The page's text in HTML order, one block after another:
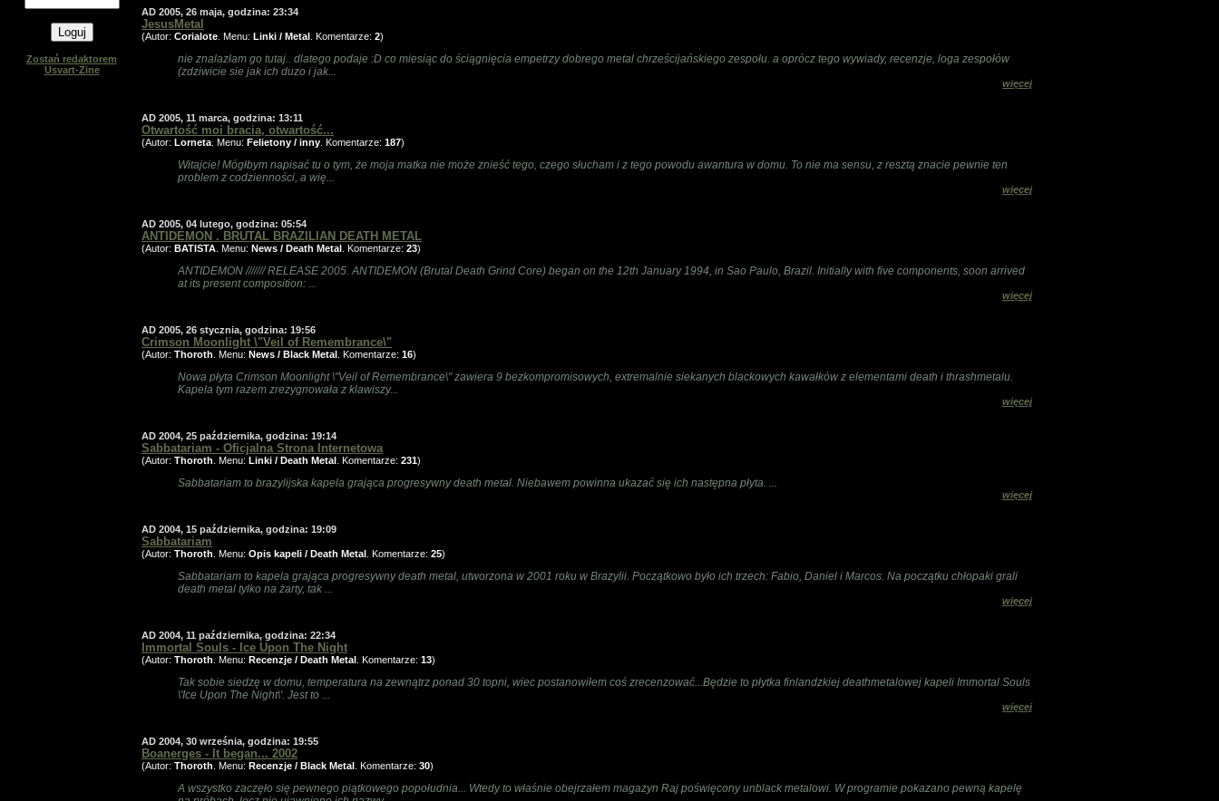
Zostań redaktorem
Usvart-Zine
AD 2005, 26 maja, godzina: 23:34
JesusMetal
(Autor: Corialote . Menu: Linki / Metal . Komentarze: 2)
nie znalazłam go tutaj.. dlatego podaje :D co miesiąc do ściągnięcia empetrzy dobrego metal chrześcijańskiego zespołu. a oprócz tego wywiady, recenzje, loga zespołów
(zdziwicie sie jak ich duzo i jak...
więcej
AD 2005, 11 marca, godzina: 13:11
Otwartość moi bracia, otwartość...
(Autor: Lorneta . Menu: Felietony / inny . Komentarze: 187)
Witajcie! Mógłbym napisać tu o tym, że moja matka nie może znieść tego, czego słucham i z tego powodu awantura w domu. To nie ma sensu, z resztą znacie pewnie ten
problem z codzienności, a wię...
więcej
AD 2005, 04 lutego, godzina: 05:54
ANTIDEMON . BRUTAL BRAZILIAN DEATH METAL
(Autor: BATISTA . Menu: News / Death Metal . Komentarze: 23)
ANTIDEMON /////// RELEASE 2005. ANTIDEMON (Brutal Death Grind Core) began on the 12th January 1994, in Sao Paulo, Brazil. Initially with five components, soon arrived
at its present composition: ...
więcej
AD 2005, 26 stycznia, godzina: 19:56
Crimson Moonlight \"Veil of Remembrance\"
(Autor: Thoroth . Menu: News / Black Metal . Komentarze: 16)
Nowa płyta Crimson Moonlight \"Veil of Remembrance\" zawiera 9 bezkompromisowych, extremalnie siekanych blackowych kawałków z elementami death i thrashmetalu.
Kapela tym razem zrezygnowała z klawiszy...
więcej
AD 2004, 25 października, godzina: 19:14
Sabbatariam - Oficjalna Strona Internetowa
(Autor: Thoroth . Menu: Linki / Death Metal . Komentarze: 231)
Sabbatariam to brazylijska kapela grająca progresywny death metal. Niebawem powinna ukazać się ich następna płyta. ...
więcej
AD 2004, 15 października, godzina: 19:09
Sabbatariam
(Autor: Thoroth . Menu: Opis kapeli / Death Metal . Komentarze: 25)
Sabbatariam to kapela grająca progresywny death metal, utworzona w 2001 roku w Brazylii. Początkowo było ich trzech: Fabio, Daniel i Marcos. Na początku chłopaki grali
death metal tylko na żarty, tak ...
więcej
AD 2004, 11 października, godzina: 22:34
Immortal Souls - Ice Upon The Night
(Autor: Thoroth . Menu: Recenzje / Death Metal . Komentarze: 13)
Tak sobie siedzę w domu, temperatura na zewnątrz ponad 30 topni, wiec postanowiłem coś zrecenzować...Będzie to płytka finlandzkiej deathmetalowej kapeli Immortal Souls
\'Ice Upon The Night\'. Jest to ...
więcej
AD 2004, 30 września, godzina: 19:55
Boanerges - It began... 2002
(Autor: Thoroth . Menu: Recenzje / Black Metal . Komentarze: 30)
A wszystko zaczęło się pewnego piątkowego popołudnia... Wtedy to właśnie obejrzałem magazyn Raj poświęcony unblack metalowi. W programie pokazano pewną kapelę